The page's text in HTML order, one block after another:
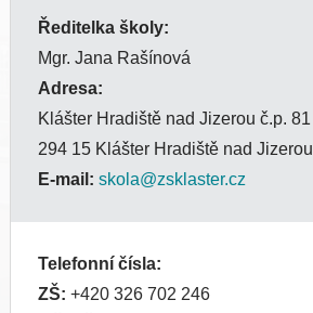
Ředitelka školy:
Mgr. Jana Rašínová
Adresa:
Klášter Hradiště nad Jizerou č.p. 81
294 15 Klášter Hradiště nad Jizerou
E-mail: skola@zsklaster.cz
Telefonní čísla:
ZŠ: +420 326 702 246